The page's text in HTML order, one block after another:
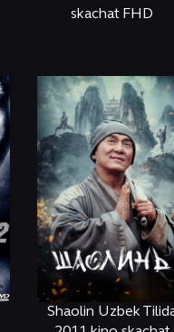
skachat FHD
Shaolin Uzbek